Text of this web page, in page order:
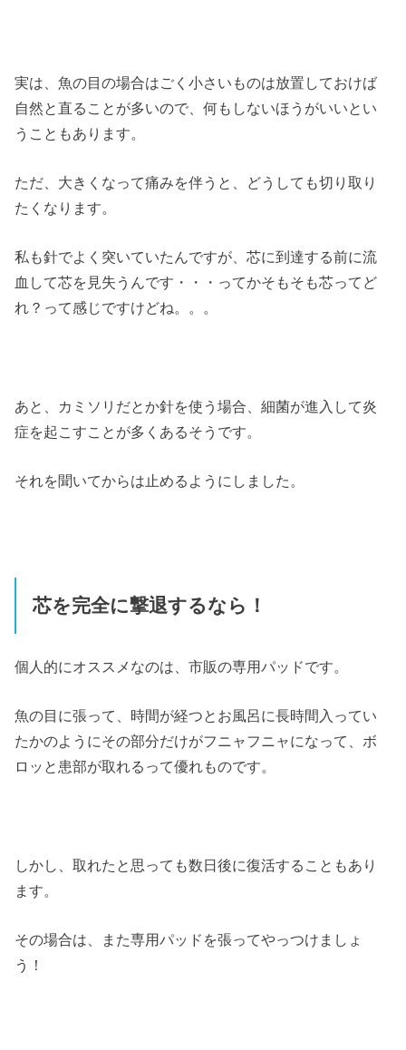
実は、魚の目の場合はごく小さいものは放置しておけば
自然と直ることが多いので、何もしないほうがいいとい
うこともあります。
ただ、大きくなって痛みを伴うと、どうしても切り取り
たくなります。
私も針でよく突いていたんですが、芯に到達する前に流
血して芯を見失うんです・・・ってかそもそも芯ってど
れ？って感じですけどね。。。
あと、カミソリだとか針を使う場合、細菌が進入して炎
症を起こすことが多くあるそうです。
それを聞いてからは止めるようにしました。
芯を完全に撃退するなら！
個人的にオススメなのは、市販の専用パッドです。
魚の目に張って、時間が経つとお風呂に長時間入ってい
たかのようにその部分だけがフニャフニャになって、ボ
ロッと患部が取れるって優れものです。
しかし、取れたと思っても数日後に復活することもあり
ます。
その場合は、また専用パッドを張ってやっつけましょ
う！